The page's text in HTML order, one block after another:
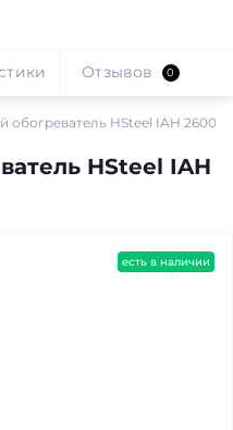
обогреватель HSteel IAH 2600
HSteel IAH
Отзывов 0
есть в наличии